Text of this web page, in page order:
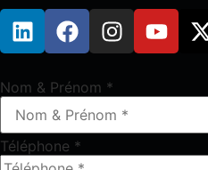
Nom & Prénom *
Téléphone *